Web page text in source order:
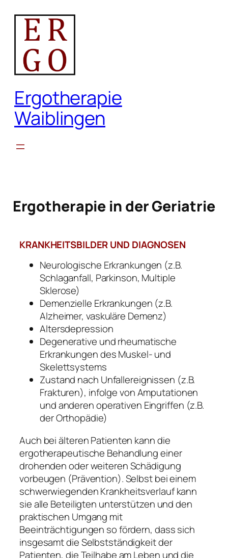
Inhalt
springen
Ergotherapie
Waiblingen
Ergotherapie in der Geriatrie
KRANKHEITSBILDER UND DIAGNOSEN
Neurologische Erkrankungen (z.B.
Schlaganfall, Parkinson, Multiple
Sklerose)
Demenzielle Erkrankungen (z.B.
Alzheimer, vaskuläre Demenz)
Altersdepression
Degenerative und rheumatische
Erkrankungen des Muskel- und
Skelettsystems
Zustand nach Unfallereignissen (z.B.
Frakturen), infolge von Amputationen
und anderen operativen Eingriffen (z.B.
der Orthopädie)
Auch bei älteren Patienten kann die
ergotherapeutische Behandlung einer
drohenden oder weiteren Schädigung
vorbeugen (Prävention). Selbst bei einem
schwerwiegenden Krankheitsverlauf kann
sie alle Beteiligten unterstützen und den
praktischen Umgang mit
Beeinträchtigungen so fördern, dass sich
insgesamt die Selbstständigkeit der
Patienten, die Teilhabe am Leben und die